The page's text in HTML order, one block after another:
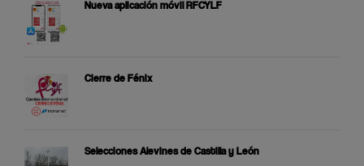
Nueva aplicación móvil RFCYLF
Cierre de Fénix
Selecciones Alevines de Castilla y León